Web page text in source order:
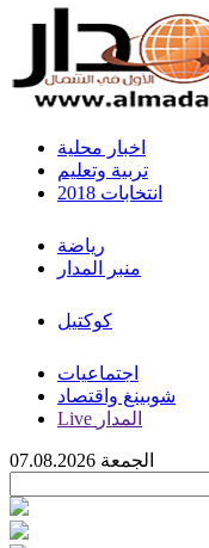
اخبار محلية
تربية وتعليم
انتخابات 2018
رياضة
منبر المدار
كوكتيل
اجتماعيات
شوبينغ واقتصاد
Live المدار